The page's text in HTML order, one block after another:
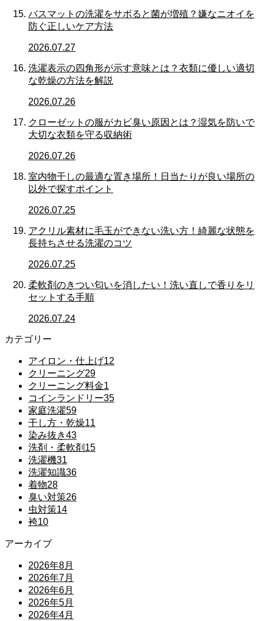
バスマットの洗濯をサボると菌が増殖？嫌なニオイを
防ぐ正しいケア方法
2026.07.27
洗濯表示の四角形が示す意味とは？衣類に優しい適切
な乾燥の方法を解説
2026.07.26
クローゼットの服がカビ臭い原因とは？湿気を防いで
大切な衣類を守る収納術
2026.07.26
室内物干しの最適な置き場所！日当たりが良い場所の
以外で探すポイント
2026.07.25
アクリル素材に毛玉ができない洗い方！綺麗な状態を
長持ちさせる洗濯のコツ
2026.07.25
柔軟剤のきつい匂いを消したい！洗い直しで香りをリ
セットする手順
2026.07.24
カテゴリー
アイロン・仕上げ12
クリーニング29
クリーニング料金1
コインランドリー35
家庭洗濯59
干し方・乾燥11
染み抜き43
洗剤・柔軟剤 15
洗濯機31
洗濯知識36
着物28
臭い対策26
虫対策14
袴10
アーカイブ
2026年8月
2026年7月
2026年6月
2026年5月
2026年4月